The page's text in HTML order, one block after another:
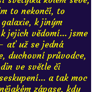
to nekončí, to
k jiným
jejich vědomí... jsme
ať už se jedná
duchovní průvodce,
ve světle či
a tak moc
zápase, kdy